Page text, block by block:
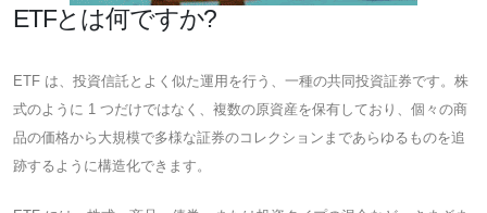
ETFとは何ですか?
ETF は、投資信託とよく似た運用を行う、一種の共同投資証券です。株
式のように 1 つだけではなく、複数の原資産を保有しており、個々の商
品の価格から大規模で多様な証券のコレクションまであらゆるものを追
跡するように構造化できます。